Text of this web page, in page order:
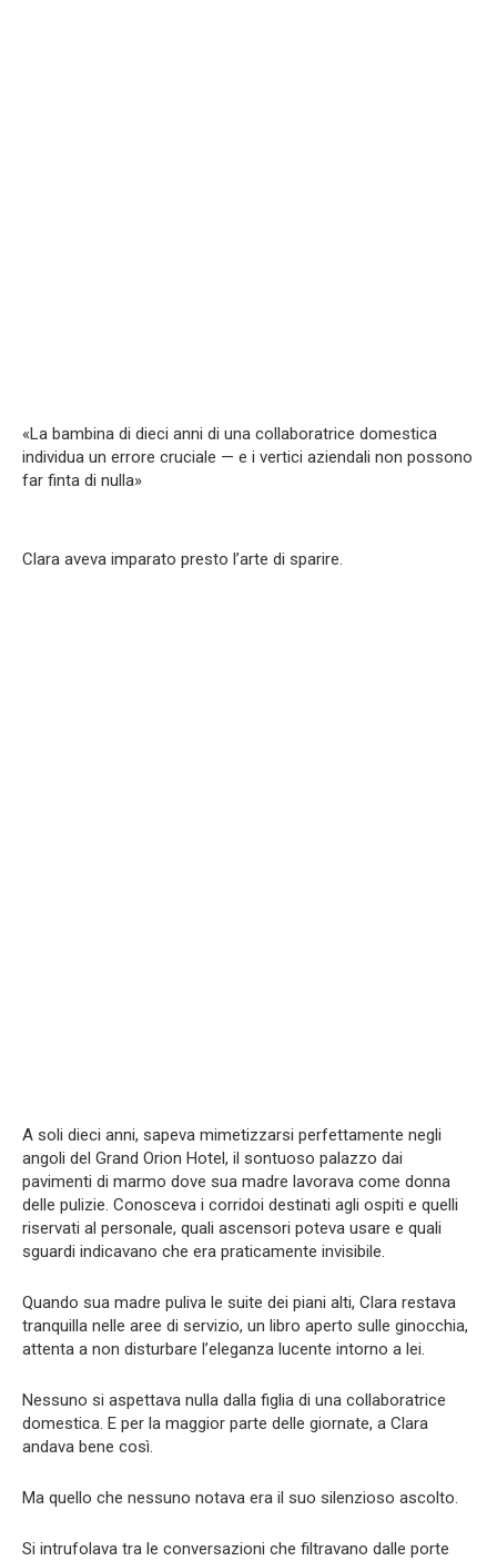
«La bambina di dieci anni di una collaboratrice domestica
individua un errore cruciale — e i vertici aziendali non possono
far finta di nulla»
Clara aveva imparato presto l’arte di sparire.
A soli dieci anni, sapeva mimetizzarsi perfettamente negli
angoli del Grand Orion Hotel, il sontuoso palazzo dai
pavimenti di marmo dove sua madre lavorava come donna
delle pulizie. Conosceva i corridoi destinati agli ospiti e quelli
riservati al personale, quali ascensori poteva usare e quali
sguardi indicavano che era praticamente invisibile.
Quando sua madre puliva le suite dei piani alti, Clara restava
tranquilla nelle aree di servizio, un libro aperto sulle ginocchia,
attenta a non disturbare l’eleganza lucente intorno a lei.
Nessuno si aspettava nulla dalla figlia di una collaboratrice
domestica. E per la maggior parte delle giornate, a Clara
andava bene così.
Ma quello che nessuno notava era il suo silenzioso ascolto.
Si intrufolava tra le conversazioni che filtravano dalle porte